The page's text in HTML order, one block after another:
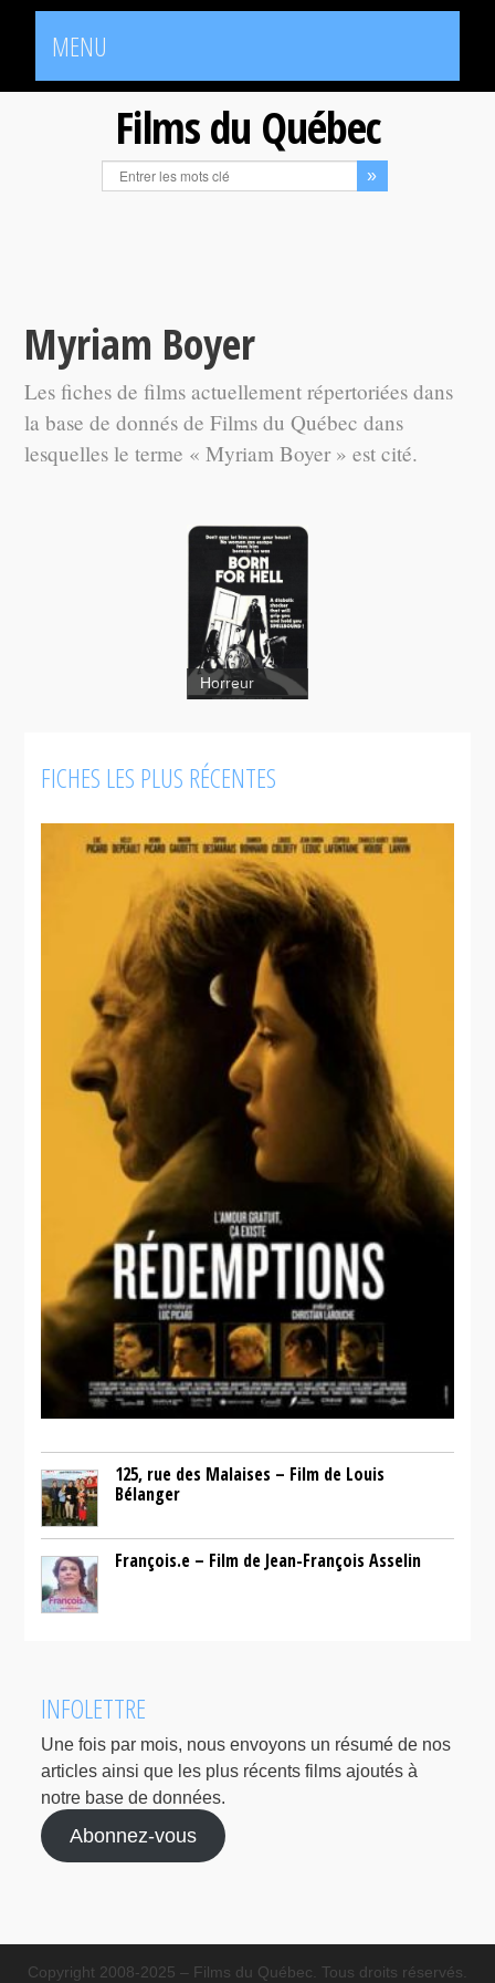
MENU
Films du Québec
Myriam Boyer
Les fiches de films actuellement répertoriées dans
la base de donnés de Films du Québec dans
lesquelles le terme « Myriam Boyer » est cité.
Né pour
l'enfer
Horreur
FICHES LES PLUS RÉCENTES
125, rue des Malaises – Film de Louis
Bélanger
François.e – Film de Jean-François Asselin
INFOLETTRE
Une fois par mois, nous envoyons un résumé de nos
articles ainsi que les plus récents films ajoutés à
notre base de données.
Abonnez-vous
Copyright 2008-2025 – Films du Québec. Tous droits réservés.